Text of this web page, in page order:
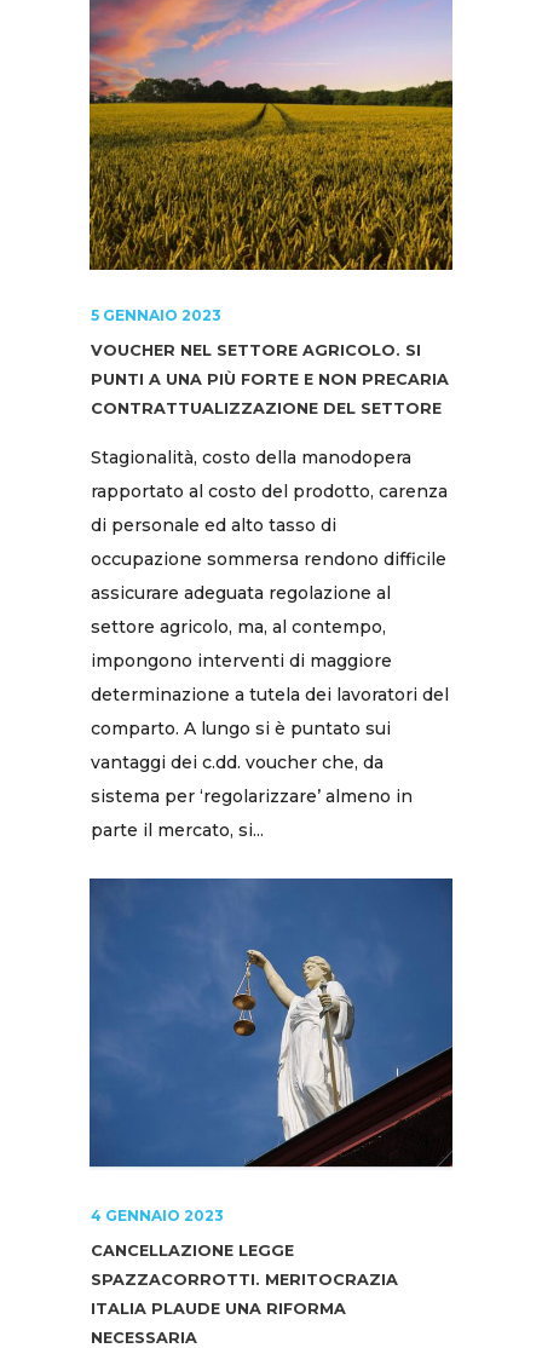
5 GENNAIO 2023
VOUCHER NEL SETTORE AGRICOLO. SI
PUNTI A UNA PIÙ FORTE E NON PRECARIA
CONTRATTUALIZZAZIONE DEL SETTORE
Stagionalità, costo della manodopera
rapportato al costo del prodotto, carenza
di personale ed alto tasso di
occupazione sommersa rendono difficile
assicurare adeguata regolazione al
settore agricolo, ma, al contempo,
impongono interventi di maggiore
determinazione a tutela dei lavoratori del
comparto. A lungo si è puntato sui
vantaggi dei c.dd. voucher che, da
sistema per ‘regolarizzare’ almeno in
parte il mercato, si...
4 GENNAIO 2023
CANCELLAZIONE LEGGE
SPAZZACORROTTI. MERITOCRAZIA
ITALIA PLAUDE UNA RIFORMA
NECESSARIA